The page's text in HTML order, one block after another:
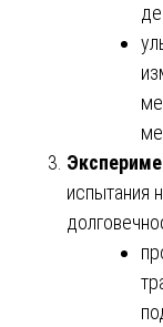
испытания